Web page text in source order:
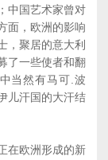
中国艺术家曾对
面，欧洲的影响
，聚居的意大利
了一些使者和翻
当然有马可.波
儿汗国的大汗结
欧洲形成的新